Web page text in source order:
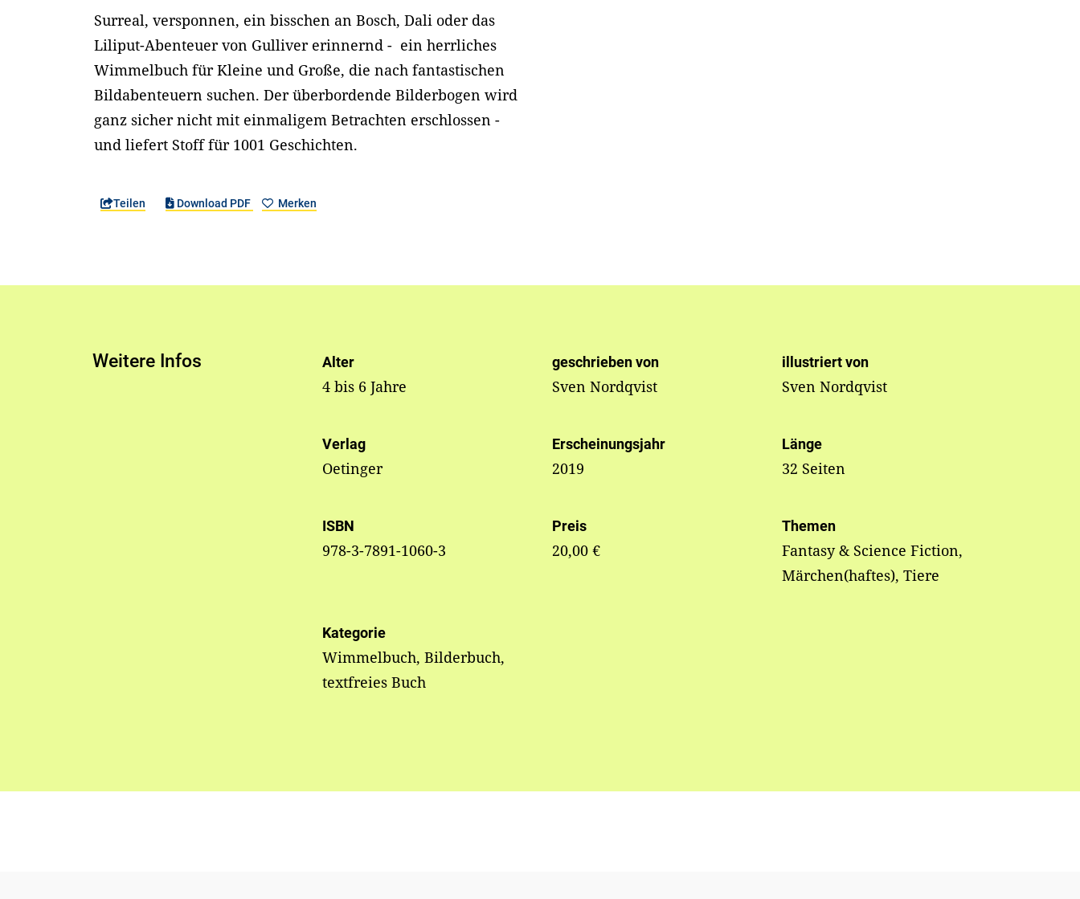
Surreal, versponnen, ein bisschen an Bosch, Dali oder das
Liliput-Abenteuer von Gulliver erinnernd - ein herrliches
Wimmelbuch für Kleine und Große, die nach fantastischen
Bildabenteuern suchen. Der überbordende Bilderbogen wird
ganz sicher nicht mit einmaligem Betrachten erschlossen -
und liefert Stoff für 1001 Geschichten.
Teilen Download PDF Merken
Weitere Infos Alter
4 bis 6 Jahre
geschrieben von
Sven Nordqvist
illustriert von
Sven Nordqvist
Verlag
Oetinger
Erscheinungsjahr
2019
Länge
32 Seiten
ISBN
978-3-7891-1060-3
Preis
20,00 €
Themen
Fantasy & Science Fiction,
Märchen(haftes), Tiere
Kategorie
Wimmelbuch, Bilderbuch,
textfreies Buch